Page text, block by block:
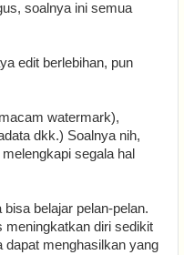
soalnya ini semua
edit berlebihan, pun
watermark),
dkk.) Soalnya nih,
segala hal
belajar pelan-pelan.
meningkatkan diri sedikit
dapat menghasilkan yang